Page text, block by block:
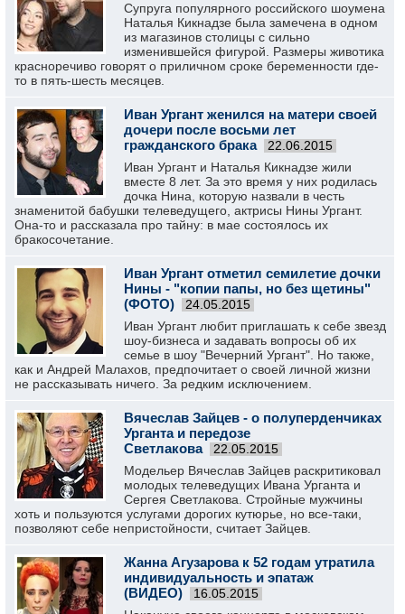
Супруга популярного российского шоумена
Наталья Кикнадзе была замечена в одном
из магазинов столицы с сильно
изменившейся фигурой. Размеры животика
красноречиво говорят о приличном сроке беременности где-
то в пять-шесть месяцев.
Иван Ургант женился на матери своей
дочери после восьми лет
гражданского брака
22.06.2015
Иван Ургант и Наталья Кикнадзе жили
вместе 8 лет. За это время у них родилась
дочка Нина, которую назвали в честь
знаменитой бабушки телеведущего, актрисы Нины Ургант.
Она-то и рассказала про тайну: в мае состоялось их
бракосочетание.
Иван Ургант отметил семилетие дочки
Нины - "копии папы, но без щетины"
(ФОТО)
24.05.2015
Иван Ургант любит приглашать к себе звезд
шоу-бизнеса и задавать вопросы об их
семье в шоу "Вечерний Ургант". Но также,
как и Андрей Малахов, предпочитает о своей личной жизни
не рассказывать ничего. За редким исключением.
Вячеслав Зайцев - о полуперденчиках
Урганта и передозе
Светлакова
22.05.2015
Модельер Вячеслав Зайцев раскритиковал
молодых телеведущих Ивана Урганта и
Сергея Светлакова. Стройные мужчины
хоть и пользуются услугами дорогих кутюрье, но все-таки,
позволяют себе непристойности, считает Зайцев.
Жанна Агузарова к 52 годам утратила
индивидуальность и эпатаж
(ВИДЕО)
16.05.2015